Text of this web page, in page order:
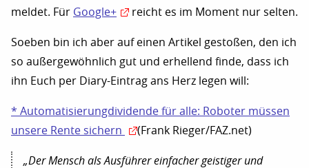
meldet. Für Google+ reicht es im Moment nur selten.
Soeben bin ich aber auf einen Artikel gestoßen, den ich
so außergewöhnlich gut und erhellend finde, dass ich
ihn Euch per Diary-Eintrag ans Herz legen will:
* Automatisierungdividende für alle: Roboter müssen
unsere Rente sichern
(Frank Rieger/FAZ.net)
„Der Mensch als Ausführer einfacher geistiger und